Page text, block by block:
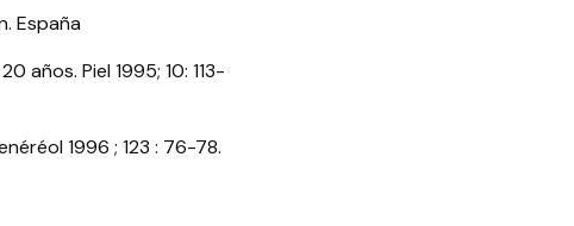
España
años. Piel 1995; 10: 113-
1996 ; 123 : 76-78.